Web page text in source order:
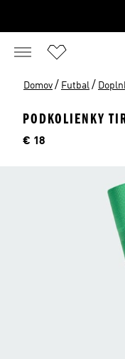
Domov / Futbal /
PODKOLIENKY
Cena
€ 18